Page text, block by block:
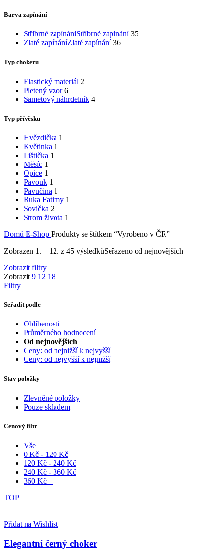
Barva zapínání
Stříbrné zapínáníStříbrné zapínání 35
Zlaté zapínáníZlaté zapínání 36
Typ chokeru
Elastický materiál 2
Pletený vzor 6
Sametový náhrdelník 4
Typ přívěsku
Hvězdička 1
Květinka 1
Lištička 1
Měsíc 1
Opice 1
Pavouk 1
Pavučina 1
Ruka Fatimy 1
Sovička 2
Strom života 1
Domů E-Shop Produkty se štítkem “Vyrobeno v ČR”
Zobrazen 1. – 12. z 45 výsledkůSeřazeno od nejnovějších
Zobrazit filtry
Zobrazit 9 12 18
Filtry
Seřadit podle
Oblíbenosti
Průměrného hodnocení
Od nejnovějších
Ceny: od nejnižší k nejvyšší
Ceny: od nejvyšší k nejnižší
Stav položky
Zlevněné položky
Pouze skladem
Cenový filtr
Vše
0 Kč - 120 Kč
120 Kč - 240 Kč
240 Kč - 360 Kč
360 Kč +
TOP
Přidat na Wishlist
Elegantní černý choker